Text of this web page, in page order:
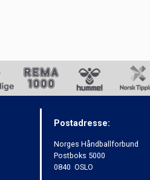
Postadresse:
Norges Håndballforbund
Postboks 5000
0840 OSLO